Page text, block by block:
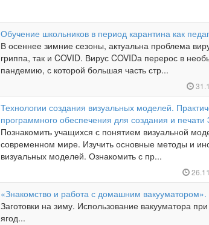
Обучение школьников в период карантина как
В осеннее зимние сезоны, актуальна проблема
гриппа, так и COVID. Вирус COVIDа перерос в
пандемию, с которой большая часть стр...
Технологии создания визуальных моделей.
программного обеспечения для создания и
Познакомить учащихся с понятием визуальной
современном мире. Изучить основные методы и
визуальных моделей. Ознакомить с пр...
«Знакомство и работа с домашним вакууматором».
Заготовки на зиму. Использование вакууматора
ягод...